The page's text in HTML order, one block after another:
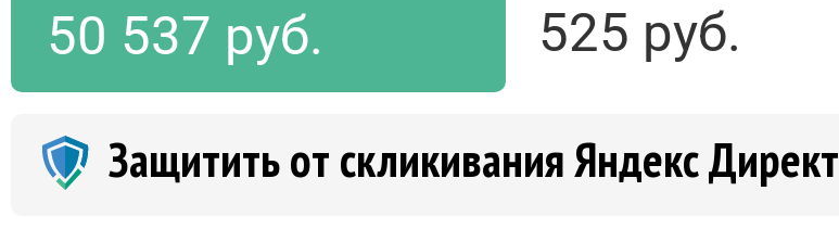
50 537 руб. 525 руб.
Защитить от скликивания Яндекс Директ